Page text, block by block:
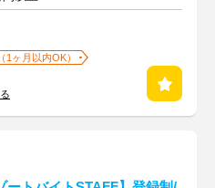
1ヶ月以内OK）